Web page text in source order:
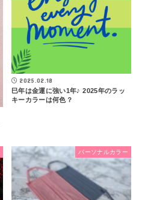
2025.02.18
巳年は金運に強い1年♪ 2025年のラッ
キーカラーは何色？
パーソナルカラー